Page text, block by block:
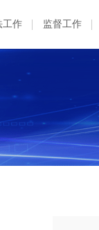
工作 监督工作